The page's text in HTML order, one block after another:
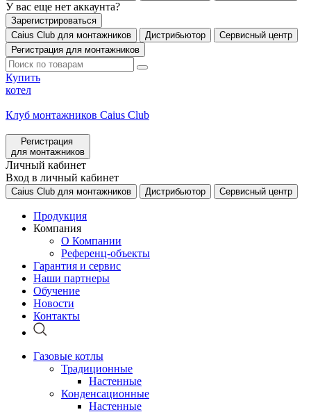
У вас еще нет аккаунта?
Зарегистрироваться
Caius Club для монтажников
Дистрибьютор
Сервисный центр
Регистрация для монтажников
Купить
котел
Клуб монтажников Caius Club
Регистрация
для монтажников
Личный кабинет
Вход в личный кабинет
Caius Club для монтажников Дистрибьютор Сервисный центр
Продукция
Компания
О Компании
Референц-объекты
Гарантия и сервис
Наши партнеры
Обучение
Новости
Контакты
Газовые котлы
Традиционные
Настенные
Конденсационные
Настенные